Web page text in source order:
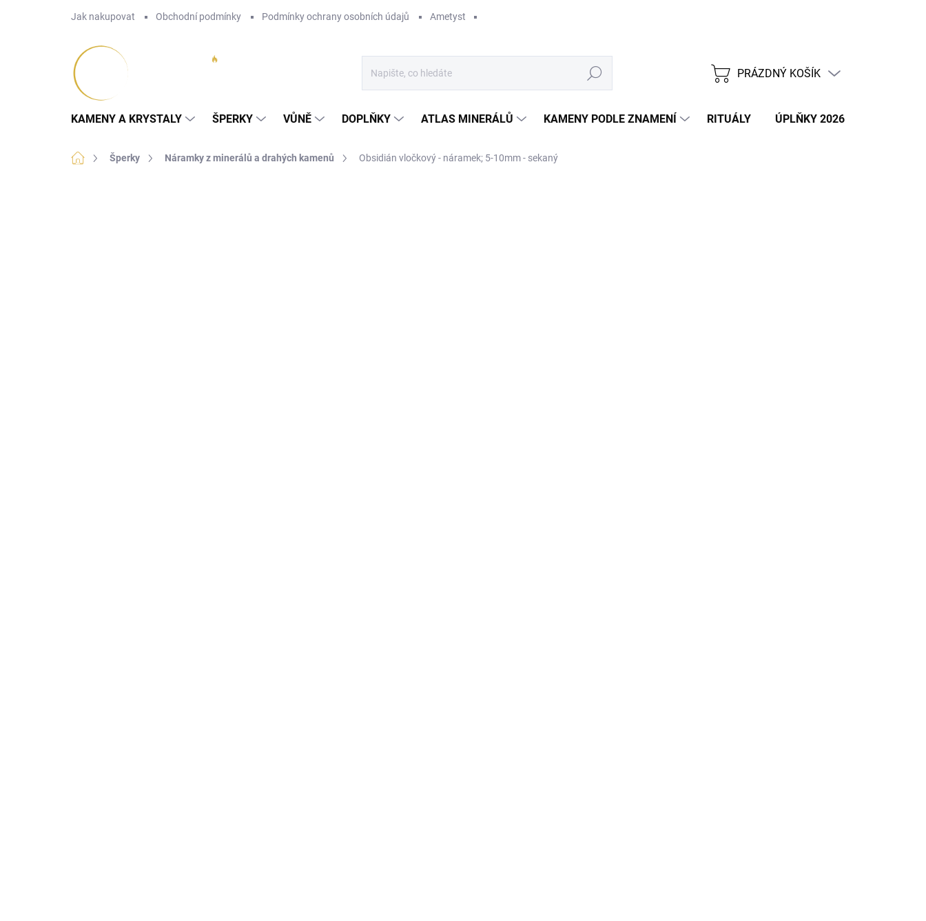
Jak nakupovat Obchodní podmínky Podmínky ochrany osobních údajů Ametyst
Hledat
NÁKUPNÍ
PRÁZDNÝ KOŠÍK
KAMENY A KRYSTALY ŠPERKY VŮNĚ DOPLŇKY ATLAS MINERÁLŮ KAMENY PODLE ZNAMENÍ RITUÁLY ÚPLŇKY 2026
Domů Šperky Náramky z minerálů a drahých kamenů Obsidián vločkový - náramek; 5-10mm - sekaný